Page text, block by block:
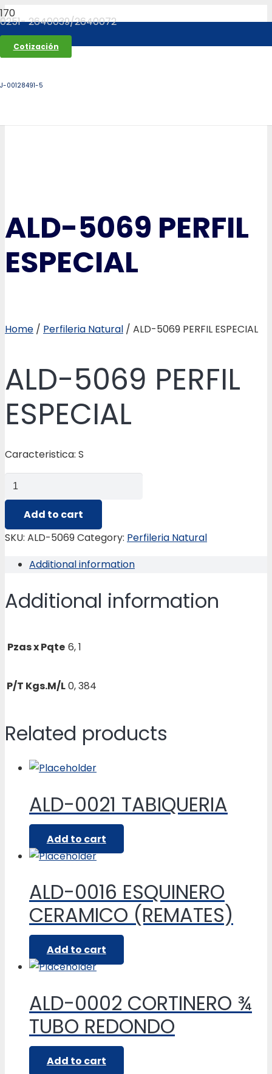
0251- 2640039/2640072
Cotización
J-00128491-5
ALD-5069 PERFIL
ESPECIAL
Home / Perfileria Natural / ALD-5069 PERFIL ESPECIAL
ALD-5069 PERFIL
ESPECIAL
Caracteristica: S
ALD-
5069
PERFIL
ESPECIAL
Add to cart
SKU: ALD-5069Category: Perfileria Natural
Additional information
Additional information
Pzas x Pqte 6, 1
P/T Kgs.M/L0, 384
Related products
ALD-0021 TABIQUERIA
Add to cart
ALD-0016 ESQUINERO
CERAMICO (REMATES)
Add to cart
ALD-0002 CORTINERO ¾
TUBO REDONDO
Add to cart